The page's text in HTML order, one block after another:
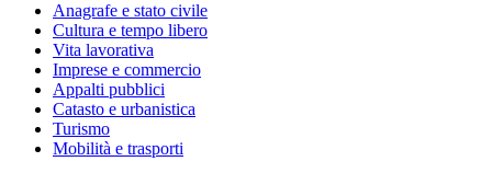
Anagrafe e stato civile
Cultura e tempo libero
Vita lavorativa
Imprese e commercio
Appalti pubblici
Catasto e urbanistica
Turismo
Mobilità e trasporti